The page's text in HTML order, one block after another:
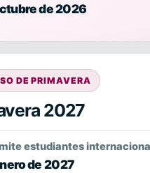
de 2026
DE PRIMAVERA
2027
estudiantes
de 2027